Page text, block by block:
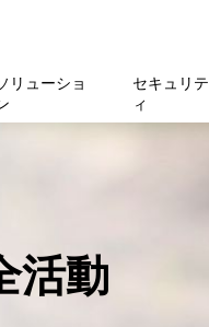
リューショ
セキュリテ
ィ
ムウェア
活動